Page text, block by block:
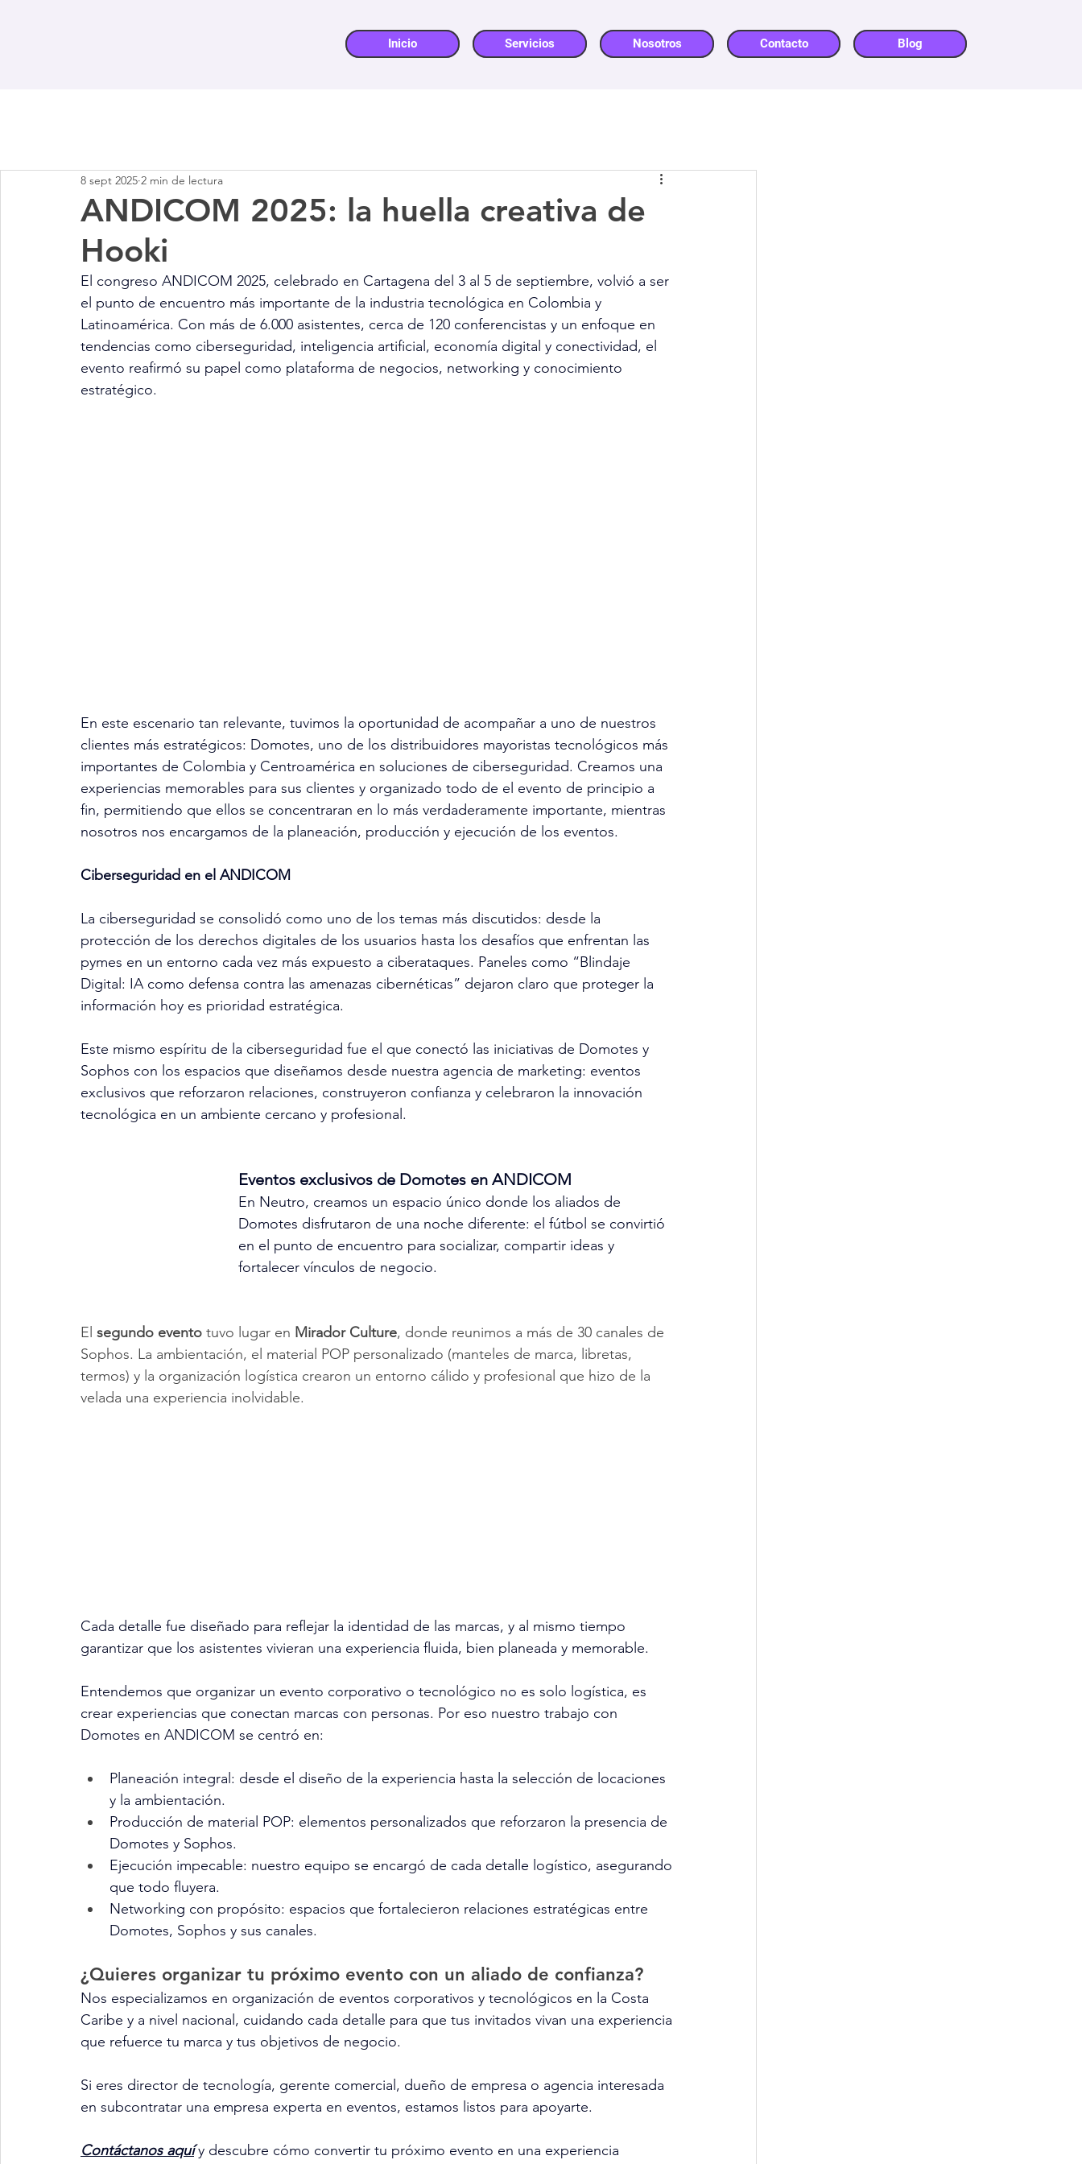
Inicio Servicios Nosotros Contacto Blog
ANDICOM 2025: la huella creativa de
Hooki
8 sept 2025 2 min de lectura
El congreso ANDICOM 2025, celebrado en Cartagena del 3 al 5 de septiembre, volvió a ser
el punto de encuentro más importante de la industria tecnológica en Colombia y
Latinoamérica. Con más de 6.000 asistentes, cerca de 120 conferencistas y un enfoque en
tendencias como ciberseguridad, inteligencia artificial, economía digital y conectividad, el
evento reafirmó su papel como plataforma de negocios, networking y conocimiento
estratégico.
En este escenario tan relevante, tuvimos la oportunidad de acompañar a uno de nuestros
clientes más estratégicos: Domotes, uno de los distribuidores mayoristas tecnológicos más
importantes de Colombia y Centroamérica en soluciones de ciberseguridad. Creamos una
experiencias memorables para sus clientes y organizado todo de el evento de principio a
fin, permitiendo que ellos se concentraran en lo más verdaderamente importante, mientras
nosotros nos encargamos de la planeación, producción y ejecución de los eventos.
Ciberseguridad en el ANDICOM
La ciberseguridad se consolidó como uno de los temas más discutidos: desde la
protección de los derechos digitales de los usuarios hasta los desafíos que enfrentan las
pymes en un entorno cada vez más expuesto a ciberataques. Paneles como “Blindaje
Digital: IA como defensa contra las amenazas cibernéticas” dejaron claro que proteger la
información hoy es prioridad estratégica.
Este mismo espíritu de la ciberseguridad fue el que conectó las iniciativas de Domotes y
Sophos con los espacios que diseñamos desde nuestra agencia de marketing: eventos
exclusivos que reforzaron relaciones, construyeron confianza y celebraron la innovación
tecnológica en un ambiente cercano y profesional.
Eventos exclusivos de Domotes en ANDICOM
En Neutro, creamos un espacio único donde los aliados de
Domotes disfrutaron de una noche diferente: el fútbol se convirtió
en el punto de encuentro para socializar, compartir ideas y
fortalecer vínculos de negocio.
El segundo evento tuvo lugar en Mirador Culture, donde reunimos a más de 30 canales de
Sophos. La ambientación, el material POP personalizado (manteles de marca, libretas,
termos) y la organización logística crearon un entorno cálido y profesional que hizo de la
velada una experiencia inolvidable.
Cada detalle fue diseñado para reflejar la identidad de las marcas, y al mismo tiempo
garantizar que los asistentes vivieran una experiencia fluida, bien planeada y memorable.
Entendemos que organizar un evento corporativo o tecnológico no es solo logística, es
crear experiencias que conectan marcas con personas. Por eso nuestro trabajo con
Domotes en ANDICOM se centró en:
Planeación integral: desde el diseño de la experiencia hasta la selección de locaciones
y la ambientación.
Producción de material POP: elementos personalizados que reforzaron la presencia de
Domotes y Sophos.
Ejecución impecable: nuestro equipo se encargó de cada detalle logístico, asegurando
que todo fluyera.
Networking con propósito: espacios que fortalecieron relaciones estratégicas entre
Domotes, Sophos y sus canales.
¿Quieres organizar tu próximo evento con un aliado de confianza?
Nos especializamos en organización de eventos corporativos y tecnológicos en la Costa
Caribe y a nivel nacional, cuidando cada detalle para que tus invitados vivan una experiencia
que refuerce tu marca y tus objetivos de negocio.
Si eres director de tecnología, gerente comercial, dueño de empresa o agencia interesada
en subcontratar una empresa experta en eventos, estamos listos para apoyarte.
Contáctanos aquí y descubre cómo convertir tu próximo evento en una experiencia